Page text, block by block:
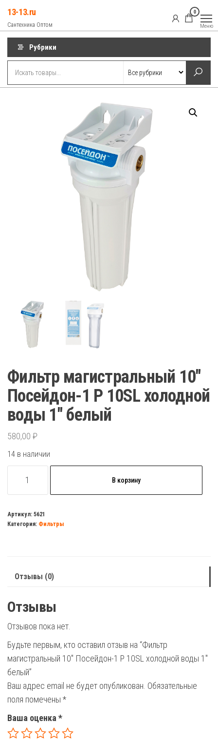
содержимому
13-13.ru
Сантехника Оптом
0
Меню
Рубрики
Фильтр магистральный 10″
Посейдон-1 Р 10SL холодной
воды 1″ белый
580,00 ₽
14 в наличии
товара
магистральный
10"
холодной
1"
белый
В корзину
Артикул: 5621
Категория: Фильтры
Отзывы (0)
Отзывы
Отзывов пока нет.
Будьте первым, кто оставил отзыв на “Фильтр
магистральный 10″ Посейдон-1 Р 10SL холодной воды 1″
белый”
Ваш адрес email не будет опубликован. Обязательные
поля помечены *
Ваша оценка *